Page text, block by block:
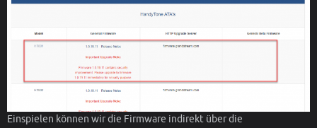
Einspielen können wir die Firmware indirekt über die